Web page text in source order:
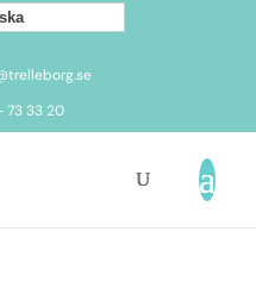
73 33 20